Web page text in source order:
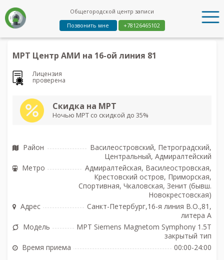
Общегородской центр записи
Позвонить мне
+78126465102
МРТ Центр АМИ на 16-ой линия 81
Лицензия
проверена
Скидка на МРТ
Ночью МРТ со скидкой до 35%
Район
Василеостровский, Петроградский,
Центральный, Адмиралтейский
Метро
Адмиралтейская, Василеостровская,
Крестовский остров, Приморская,
Спортивная, Чкаловская, Зенит (бывш.
Новокрестовская)
Адрес
Санкт-Петербург,16-я линия В.О.,81,
литера А
Модель
МРТ Siemens Magnetom Symphony 1.5T
закрытый тип
Время приема
00:00-24:00